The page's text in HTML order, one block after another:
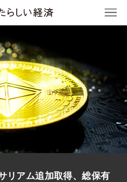
リアム追加取得、総保有